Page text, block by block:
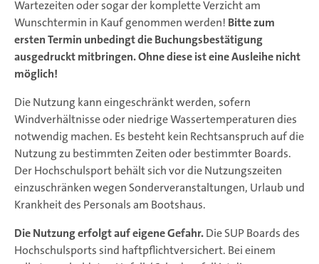
Wartezeiten oder sogar der komplette Verzicht am
Wunschtermin in Kauf genommen werden! Bitte zum
ersten Termin unbedingt die Buchungsbestätigung
ausgedruckt mitbringen. Ohne diese ist eine Ausleihe nicht
möglich!
Die Nutzung kann eingeschränkt werden, sofern
Windverhältnisse oder niedrige Wassertemperaturen dies
notwendig machen. Es besteht kein Rechtsanspruch auf die
Nutzung zu bestimmten Zeiten oder bestimmter Boards.
Der Hochschulsport behält sich vor die Nutzungszeiten
einzuschränken wegen Sonderveranstaltungen, Urlaub und
Krankheit des Personals am Bootshaus.
Die Nutzung erfolgt auf eigene Gefahr.Die SUP Boards des
Hochschulsports sind haftpflichtversichert. Bei einem